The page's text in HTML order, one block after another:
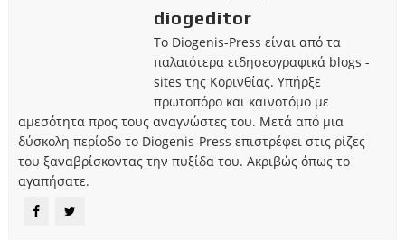
diogeditor
Το Diogenis-Press είναι από τα
παλαιότερα ειδησεογραφικά blogs -
sites της Κορινθίας. Υπήρξε
πρωτοπόρο και καινοτόμο με
αμεσότητα προς τους αναγνώστες του. Μετά από μια
δύσκολη περίοδο το Diogenis-Press επιστρέφει στις ρίζες
του ξαναβρίσκοντας την πυξίδα του. Ακριβώς όπως το
αγαπήσατε.